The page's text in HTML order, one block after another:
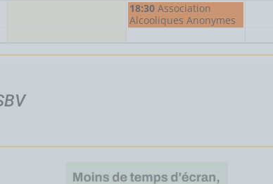
samedi,
août
8th
18:30 Association
Alcooliques Anonymes